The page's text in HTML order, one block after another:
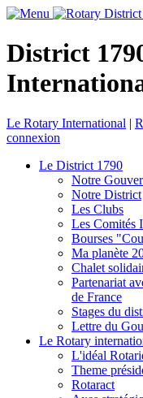
District
Le Rotary International |
connexion
Le District 1790
Notre
Notre District
Les Clubs
Les Comités
Bourses
Ma planète
Chalet
Partenariat
de France
Stages du
Lettre du
Le Rotary
L'idéal
Theme
Rotaract